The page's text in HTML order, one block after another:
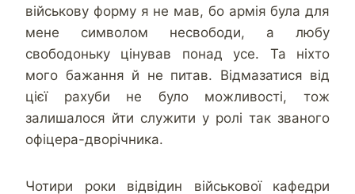
військову форму я не мав, бо армія була для
мене символом несвободи, а любу
свободоньку цінував понад усе. Та ніхто
мого бажання й не питав. Відмазатися від
цієї рахуби не було можливості, тож
залишалося йти служити у ролі так званого
офіцера-дворічника.
Чотири роки відвідин військової кафедри